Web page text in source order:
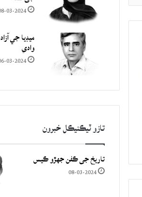
03-2024
ميڊيا جي
وادي
03-2024
تازو ٽيڪنيڪل خبرون
تاريخ جي ڪفن جھڙو ڪيس
08-03-2024